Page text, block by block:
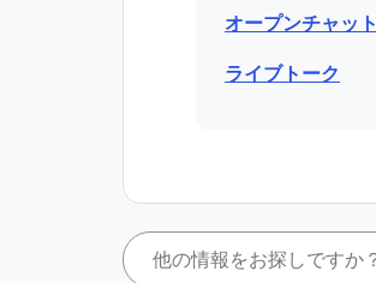
オープンチャッ
ライブトーク